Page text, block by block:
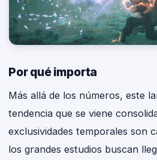
Por qué importa
Más allá de los números, este
tendencia que se viene
exclusividades temporales son
los grandes estudios buscan